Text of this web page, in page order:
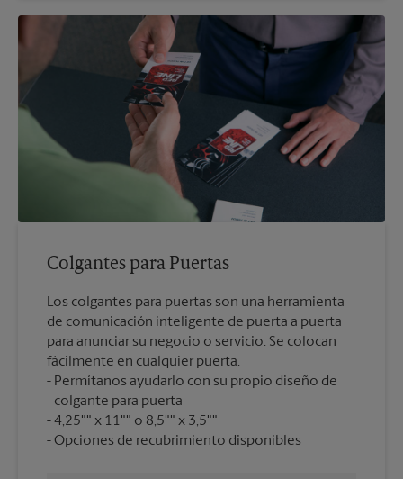
Colgantes para Puertas
Los colgantes para puertas son una herramienta
de comunicación inteligente de puerta a puerta
para anunciar su negocio o servicio. Se colocan
fácilmente en cualquier puerta.
Permítanos ayudarlo con su propio diseño de
colgante para puerta
4,25"" x 11"" o 8,5"" x 3,5""
Opciones de recubrimiento disponibles